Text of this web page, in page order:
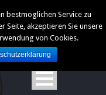
bestmöglichen Service zu
Seite, akzeptieren Sie unsere
von Cookies.